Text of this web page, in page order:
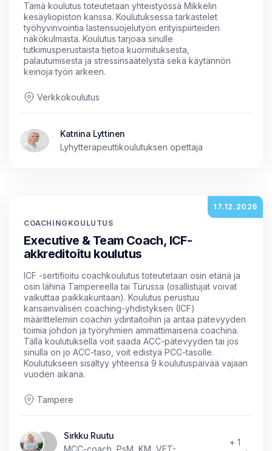
Tämä koulutus toteutetaan yhteistyössä Mikkelin
kesäyliopiston kanssa. Koulutuksessa tarkastelet
työhyvinvointia lastensuojelutyön erityispiirteiden
näkökulmasta. Koulutus tarjoaa sinulle
tutkimusperustaista tietoa kuormituksesta,
palautumisesta ja stressinsäätelystä sekä käytännön
keinoja työn arkeen.
Verkkokoulutus
Katriina Lyttinen
Lyhytterapeuttikoulutuksen opettaja
17.12.2026
COACHINGKOULUTUS
Executive & Team Coach, ICF-
akkreditoitu koulutus
ICF -sertifioitu coachkoulutus toteutetaan osin etänä ja
osin lähinä Tampereella tai Turussa (osallistujat voivat
vaikuttaa paikkakuntaan). Koulutus perustuu
kansainvälisen coaching-yhdistyksen (ICF)
määrittelemiin coachin ydintaitoihin ja antaa pätevyyden
toimia johdon ja työryhmien ammattimaisena coachina.
Tällä koulutuksella voit saada ACC-pätevyyden tai jos
sinulla on jo ACC-taso, voit edistyä PCC-tasolle.
Koulutukseen sisältyy yhteensä 9 koulutuspäivää vajaan
vuoden aikana.
Tampere
Sirkku Ruutu
MCC-coach, PsM, KM, VET-
+ 1